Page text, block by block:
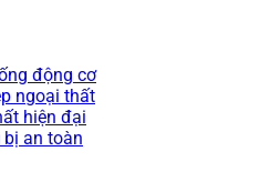
động cơ
ngoại thất
hiện đại
bị an toàn